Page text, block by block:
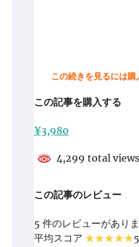
この続きを見るには
この記事を購入する
¥3,980
4,299 total
この記事のレビュー
5 件のレビューがあり
平均スコア